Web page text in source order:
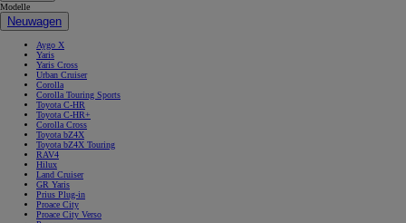
Modelle
Neuwagen
Aygo X
Yaris
Yaris Cross
Urban Cruiser
Corolla
Corolla Touring Sports
Toyota C-HR
Toyota C-HR+
Corolla Cross
Toyota bZ4X
Toyota bZ4X Touring
RAV4
Hilux
Land Cruiser
GR Yaris
Prius Plug-in
Proace City
Proace City Verso